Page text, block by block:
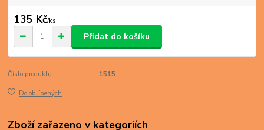
135 Kč/ks
Přidat do košíku
Číslo produktu: 1515
Do oblíbených
Zboží zařazeno v kategoriích